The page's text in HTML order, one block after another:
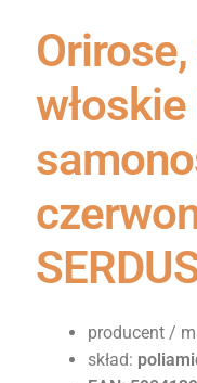
Orirose,
włoskie
producent /
skład: